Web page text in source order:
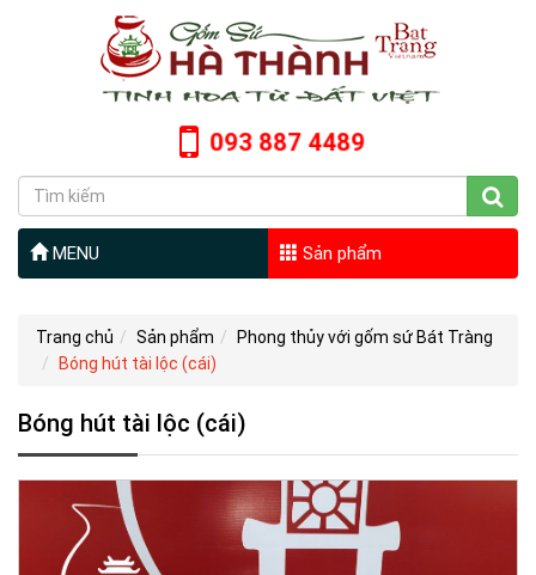
093 887 4489
MENU Sản phẩm
Trang chủ Sản phẩm
Phong thủy với gốm sứ Bát Tràng
Bóng hút tài lộc (cái)
Bóng hút tài lộc (cái)